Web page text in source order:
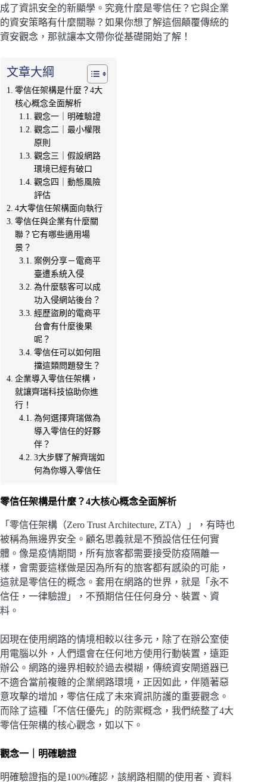
成了資訊安全的新顯學。究竟什麼是零信任？它與企業
的資安策略有什麼關聯？如果你想了解這個顛覆傳統的
資安觀念，那就讓本文帶你從基礎開始了解！
文章大綱
零信任架構是什麼？4大
核心概念全面解析
觀念一｜明確驗證
觀念二｜最小權限
原則
觀念三｜假設網路
環境已經有破口
觀念四｜動態風險
評估
4大零信任架構面向執行
零信任與企業有什麼關
聯？它有哪些適用場
景？
案例分享－電商平
臺遭系統入侵
為什麼駭客可以成
功入侵網站後台？
經歷盜刷的電商平
台會有什麼後果
呢？
零信任可以如何阻
擋這類問題發生？
企業導入零信任架構，
就讓齊瑞科技協助你進
行！
為何選擇齊瑞做為
導入零信任的好夥
伴？
3大步驟了解齊瑞如
何為你導入零信任
零信任架構是什麼？4大核心概念全面解析
「零信任架構（Zero Trust Architecture, ZTA）」，有時也
被稱為無邊界安全。顧名思義就是不預設信任任何實
體。像是疫情期間，所有旅客都需要接受防疫隔離一
樣，會需要這樣做是因為所有的旅客都有感染的可能，
這就是零信任的概念。套用在網路的世界，就是「永不
信任，一律驗證」，不預期信任任何身分、裝置、資
料。
因現在使用網路的情境相較以往多元，除了在辦公室使
用電腦以外，人們還會在任何地方使用行動裝置，遠距
辦公。網路的邊界相較於過去模糊，傳統資安閘道器已
不適合當前複雜的企業網路環境，正因如此，伴隨著惡
意攻擊的增加，零信任成了未來資訊防護的重要觀念。
而除了這種「不信任優先」的防禦概念，我們統整了4大
零信任架構的核心觀念，如以下。
觀念一｜明確驗證
明確驗證指的是100%確認，該網路相關的使用者、資料